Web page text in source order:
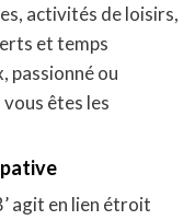
activités de loisirs,
et temps
passionné ou
êtes les
agit en lien étroit